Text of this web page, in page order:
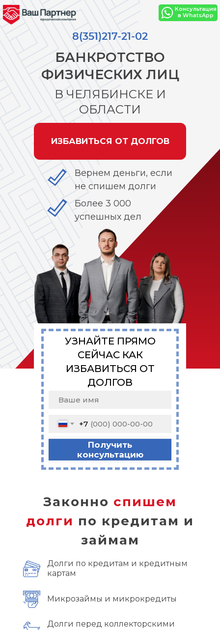
БАНКРОТСТВО
ФИЗИЧЕСКИХ ЛИЦ
ИЗБАВИТЬСЯ ОТ ДОЛГОВ
8(351)217-21-02
В ЧЕЛЯБИНСКЕ И
ОБЛАСТИ
Консультация
в WhatsApp
Вернем деньги, если
не спишем долги
Более 3 000
успешных дел
+7
Получить
консультацию
УЗНАЙТЕ ПРЯМО
СЕЙЧАС КАК
ИЗБАВИТЬСЯ ОТ
ДОЛГОВ
Долги перед коллекторскими
Долги по кредитам и кредитным
картам
Микрозаймы и микрокредиты
Законно спишем
долги по кредитам и
займам